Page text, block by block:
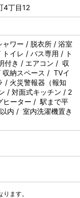
4丁目12
ワー / 脱衣所 / 浴室
イレ / バス専用 / ト
付き / エアコン / 収
納スペース / TVイ
/ 火災警報器（報知
/ 対面式キッチン / 2
ヒーター / 駅まで平
内 / 室内洗濯機置き
ます。